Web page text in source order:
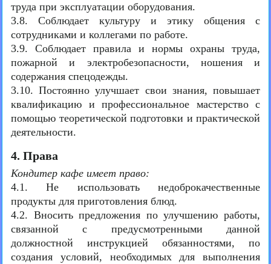
труда при эксплуатации оборудования.
3.8. Соблюдает культуру и этику общения с
сотрудниками и коллегами по работе.
3.9. Соблюдает правила и нормы охраны труда,
пожарной и электробезопасности, ношения и
содержания спецодежды.
3.10. Постоянно улучшает свои знания, повышает
квалификацию и профессиональное мастерство с
помощью теоретической подготовки и практической
деятельности.
4. Права
Кондитер кафе имеет право:
4.1. Не использовать недоброкачественные
продукты для приготовления блюд.
4.2. Вносить предложения по улучшению работы,
связанной с предусмотренными данной
должностной инструкцией обязанностями, по
создания условий, необходимых для выполнения